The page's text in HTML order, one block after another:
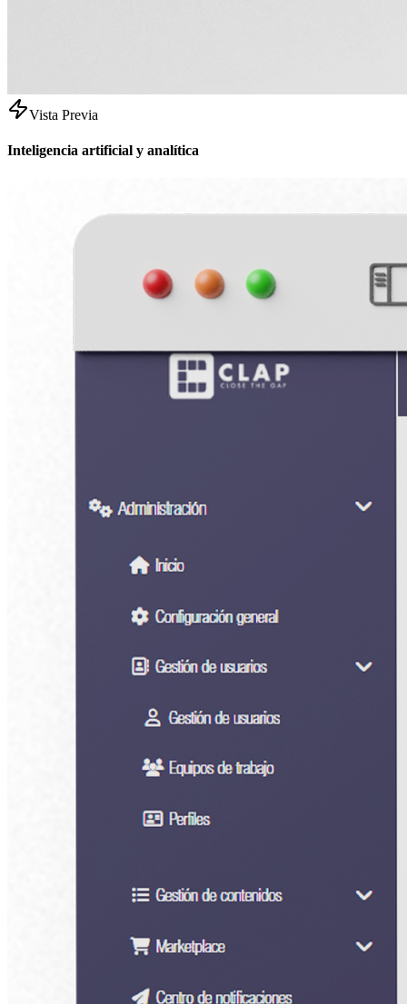
Vista Previa
Inteligencia artificial y analítica